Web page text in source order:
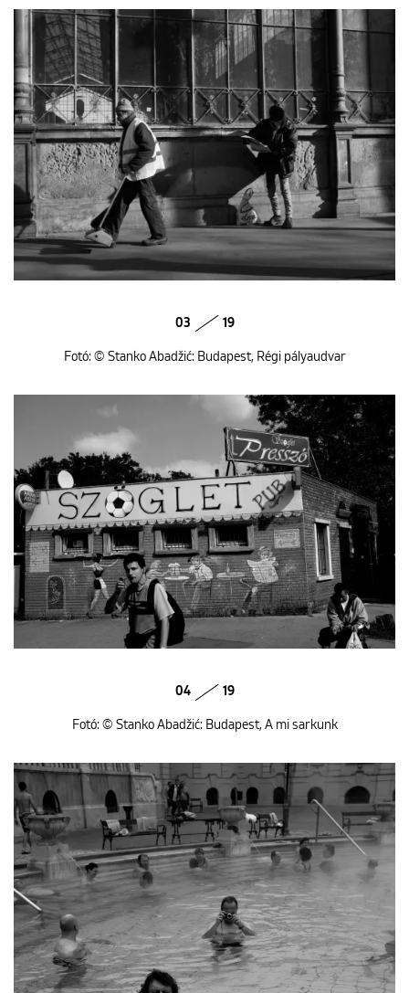
03 19
Fotó: © Stanko Abadžić: Budapest, Régi pályaudvar
04 19
Fotó: © Stanko Abadžić: Budapest, A mi sarkunk